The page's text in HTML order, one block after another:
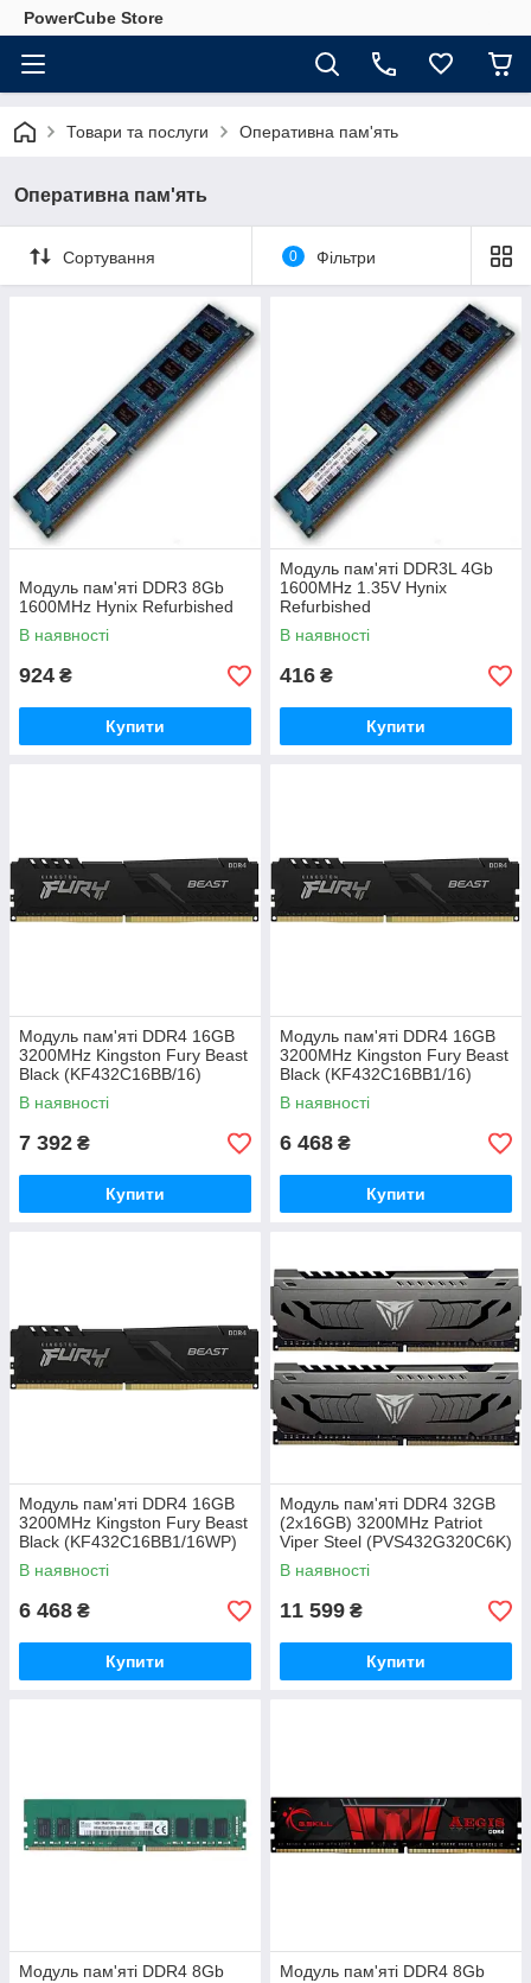
PowerCube Store
Товари та послуги Оперативна пам'ять
Оперативна пам'ять
Сортування 0 Фільтри
Модуль пам'яті DDR3 8Gb
1600MHz Hynix Refurbished
В наявності
924 ₴
Купити
Модуль пам'яті DDR3L 4Gb
1600MHz 1.35V Hynix
Refurbished
В наявності
416 ₴
Купити
Модуль пам'яті DDR4 16GB
3200MHz Kingston Fury Beast
Black (KF432C16BB/16)
В наявності
7 392 ₴
Купити
Модуль пам'яті DDR4 16GB
3200MHz Kingston Fury Beast
Black (KF432C16BB1/16)
В наявності
6 468 ₴
Купити
Модуль пам'яті DDR4 16GB
3200MHz Kingston Fury Beast
Black (KF432C16BB1/16WP)
В наявності
6 468 ₴
Купити
Модуль пам'яті DDR4 32GB
(2x16GB) 3200MHz Patriot
Viper Steel (PVS432G320C6K)
В наявності
11 599 ₴
Купити
Модуль пам'яті DDR4 8Gb
Модуль пам'яті DDR4 8Gb